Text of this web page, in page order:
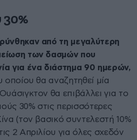
30%
από τη μεγαλύτερη
των δασμών που
για ένα διάστημα 90 ημερών,
οποίου θα αναζητηθεί μία
θα επιβάλλει για το
30% στις περισσότερες
(τον βασικό συντελεστή 10%
2 Απριλίου για όλες σχεδόν